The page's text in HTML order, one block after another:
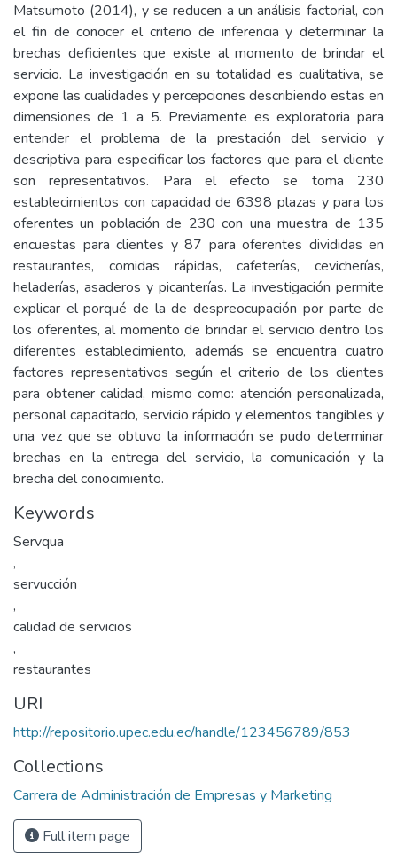
Matsumoto (2014), y se reducen a un análisis factorial, con
el fin de conocer el criterio de inferencia y determinar la
brechas deficientes que existe al momento de brindar el
servicio. La investigación en su totalidad es cualitativa, se
expone las cualidades y percepciones describiendo estas en
dimensiones de 1 a 5. Previamente es exploratoria para
entender el problema de la prestación del servicio y
descriptiva para especificar los factores que para el cliente
son representativos. Para el efecto se toma 230
establecimientos con capacidad de 6398 plazas y para los
oferentes un población de 230 con una muestra de 135
encuestas para clientes y 87 para oferentes divididas en
restaurantes, comidas rápidas, cafeterías, cevicherías,
heladerías, asaderos y picanterías. La investigación permite
explicar el porqué de la de despreocupación por parte de
los oferentes, al momento de brindar el servicio dentro los
diferentes establecimiento, además se encuentra cuatro
factores representativos según el criterio de los clientes
para obtener calidad, mismo como: atención personalizada,
personal capacitado, servicio rápido y elementos tangibles y
una vez que se obtuvo la información se pudo determinar
brechas en la entrega del servicio, la comunicación y la
brecha del conocimiento.
Keywords
Servqua
,
servucción
,
calidad de servicios
,
restaurantes
URI
http://repositorio.upec.edu.ec/handle/123456789/853
Collections
Carrera de Administración de Empresas y Marketing
Full item page